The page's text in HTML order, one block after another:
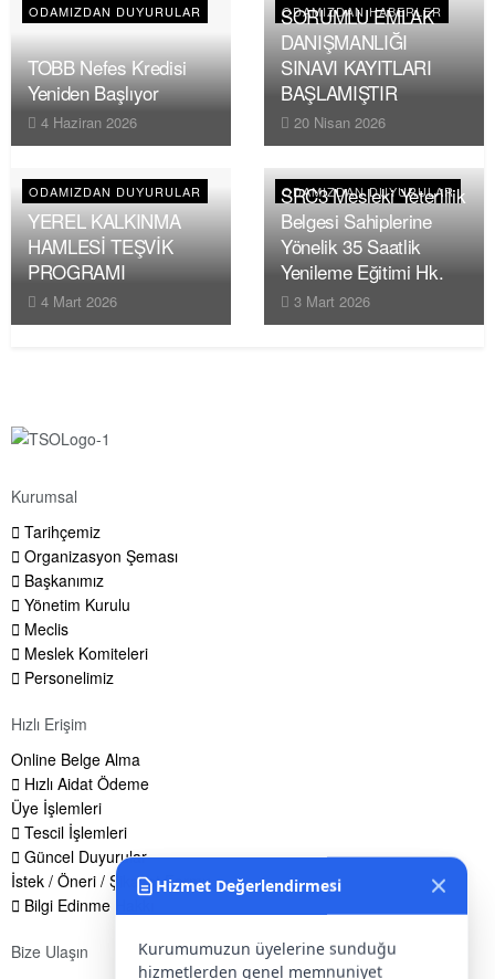
ODAMIZDAN DUYURULAR
TOBB Nefes Kredisi
Yeniden Başlıyor
4 Haziran 2026
ODAMIZDAN HABERLER
SORUMLU EMLAK
DANIŞMANLIĞI
SINAVI KAYITLARI
BAŞLAMIŞTIR
20 Nisan 2026
ODAMIZDAN DUYURULAR
YEREL KALKINMA
HAMLESİ TEŞVİK
PROGRAMI
4 Mart 2026
ODAMIZDAN DUYURULAR
SRC3 Mesleki Yeterlilik
Belgesi Sahiplerine
Yönelik 35 Saatlik
Yenileme Eğitimi Hk.
3 Mart 2026
Kurumsal
Tarihçemiz
Organizasyon Şeması
Başkanımız
Yönetim Kurulu
Meclis
Meslek Komiteleri
Personelimiz
Hızlı Erişim
Online Belge Alma
Hızlı Aidat Ödeme
Üye İşlemleri
Tescil İşlemleri
Güncel Duyurular
İstek / Öneri / Şikayet Formu
Bilgi Edinme Hakkı
Bize Ulaşın
Hizmet Değerlendirmesi
Kurumumuzun üyelerine sunduğu
hizmetlerden genel memnuniyet